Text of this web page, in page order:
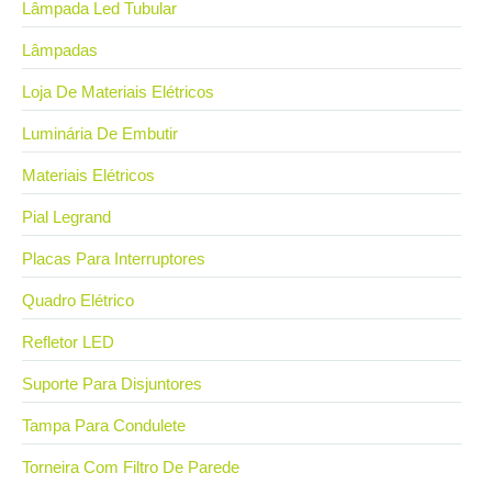
Lâmpada Led Tubular
Lâmpadas
Loja De Materiais Elétricos
Luminária De Embutir
Materiais Elétricos
Pial Legrand
Placas Para Interruptores
Quadro Elétrico
Refletor LED
Suporte Para Disjuntores
Tampa Para Condulete
Torneira Com Filtro De Parede